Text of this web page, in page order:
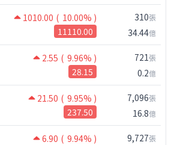
1010.00 ( 10.00% )
11110.00
310張
34.44億
2.55 ( 9.96% )
28.15
721張
0.2億
21.50 ( 9.95% )
237.50
7,096張
16.8億
6.90 ( 9.94% ) 9,727張